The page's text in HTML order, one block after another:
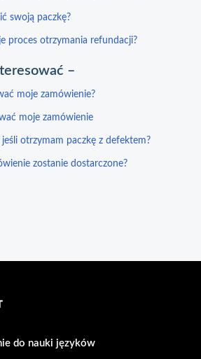
swoją paczkę?
proces otrzymania refundacji?
–
moje zamówienie?
moje zamówienie
otrzymam paczkę z defektem?
zostanie dostarczone?
do nauki języków